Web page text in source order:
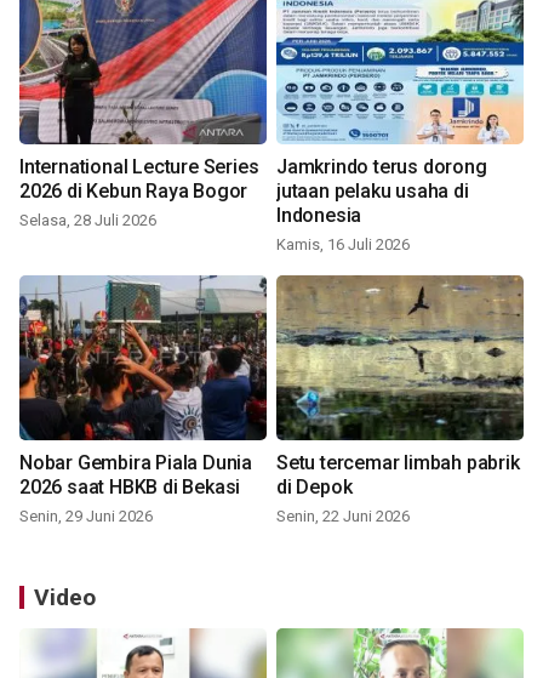
International Lecture Series
2026 di Kebun Raya Bogor
Selasa, 28 Juli 2026
Jamkrindo terus dorong
jutaan pelaku usaha di
Indonesia
Kamis, 16 Juli 2026
Nobar Gembira Piala Dunia
2026 saat HBKB di Bekasi
Senin, 29 Juni 2026
Setu tercemar limbah pabrik
di Depok
Senin, 22 Juni 2026
Video